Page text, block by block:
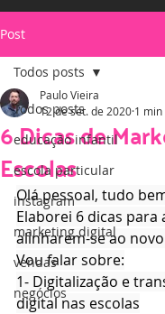
Post
Todos posts
educação infantil
escola particular
instagram
marketing digital
vendas
negócios
Todos posts
6 Dicas de
Escolas
Paulo Vieira
12 de set. de 2020 1
Olá pessoal, tudo
Elaborei 6 dicas para
alinharem-se ao
Vou falar sobre:
1- Digitalização e
digital nas escolas